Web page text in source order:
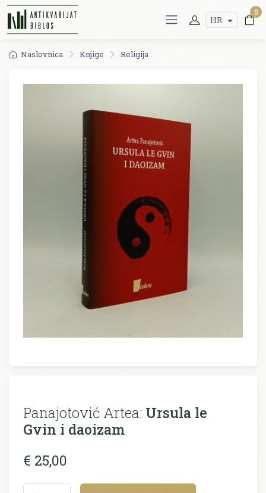
HR
0
Naslovnica Knjige Religija
Panajotović Artea: Ursula le
Gvin i daoizam
€ 25,00